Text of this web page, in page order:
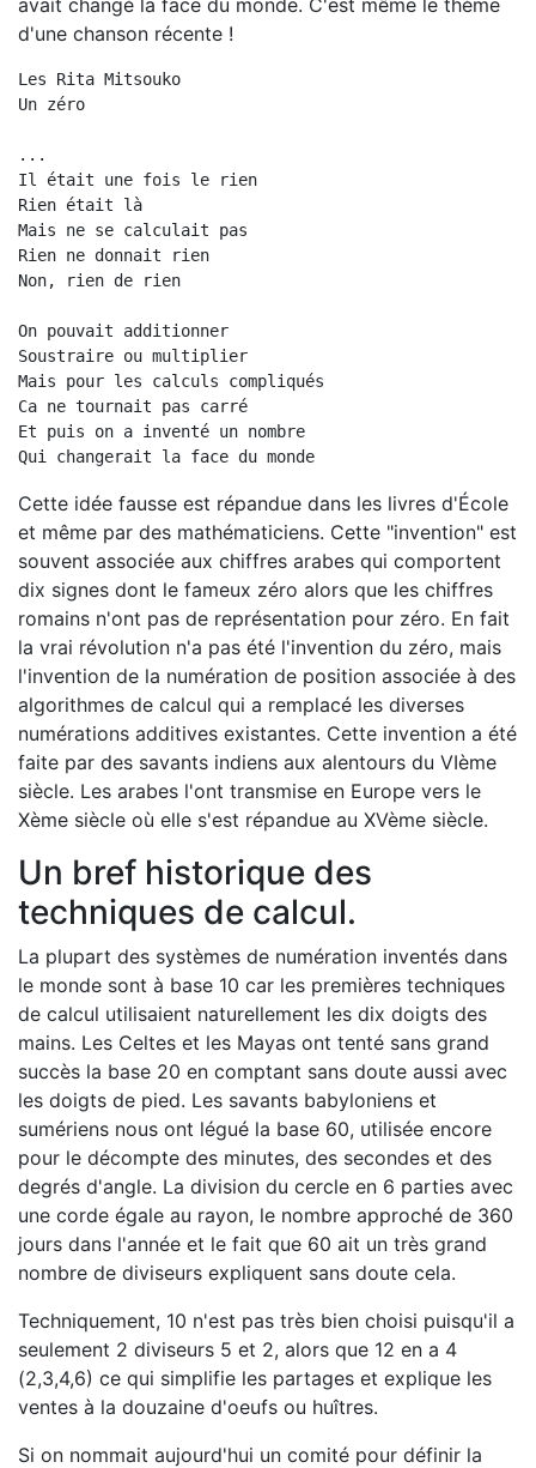
avait changé la face du monde. C'est même le thème
d'une chanson récente !
Les Rita Mitsouko
Un zéro
...
Il était une fois le rien
Rien était là
Mais ne se calculait pas
Rien ne donnait rien
Non, rien de rien
On pouvait additionner
Soustraire ou multiplier
Mais pour les calculs compliqués
Ca ne tournait pas carré
Et puis on a inventé un nombre
Qui changerait la face du monde
Cette idée fausse est répandue dans les livres d'École
et même par des mathématiciens. Cette "invention" est
souvent associée aux chiffres arabes qui comportent
dix signes dont le fameux zéro alors que les chiffres
romains n'ont pas de représentation pour zéro. En fait
la vrai révolution n'a pas été l'invention du zéro, mais
l'invention de la numération de position associée à des
algorithmes de calcul qui a remplacé les diverses
numérations additives existantes. Cette invention a été
faite par des savants indiens aux alentours du VIème
siècle. Les arabes l'ont transmise en Europe vers le
Xème siècle où elle s'est répandue au XVème siècle.
Un bref historique des
techniques de calcul.
La plupart des systèmes de numération inventés dans
le monde sont à base 10 car les premières techniques
de calcul utilisaient naturellement les dix doigts des
mains. Les Celtes et les Mayas ont tenté sans grand
succès la base 20 en comptant sans doute aussi avec
les doigts de pied. Les savants babyloniens et
sumériens nous ont légué la base 60, utilisée encore
pour le décompte des minutes, des secondes et des
degrés d'angle. La division du cercle en 6 parties avec
une corde égale au rayon, le nombre approché de 360
jours dans l'année et le fait que 60 ait un très grand
nombre de diviseurs expliquent sans doute cela.
Techniquement, 10 n'est pas très bien choisi puisqu'il a
seulement 2 diviseurs 5 et 2, alors que 12 en a 4
(2,3,4,6) ce qui simplifie les partages et explique les
ventes à la douzaine d'oeufs ou huîtres.
Si on nommait aujourd'hui un comité pour définir la